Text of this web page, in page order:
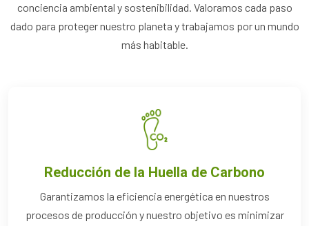
conciencia ambiental y sostenibilidad. Valoramos cada paso
dado para proteger nuestro planeta y trabajamos por un mundo
más habitable.
Reducción de la Huella de Carbono
Garantizamos la eficiencia energética en nuestros
procesos de producción y nuestro objetivo es minimizar